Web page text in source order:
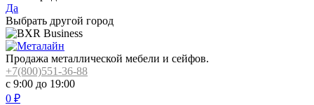
Да
Выбрать другой город
Продажа металлической мебели и сейфов.
+7(800)551-36-88
с 9:00 до 19:00
0 ₽